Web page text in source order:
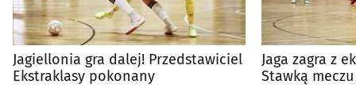
Jagiellonia gra dalej! Przedstawiciel
Ekstraklasy pokonany
Jaga zagra z
Stawką